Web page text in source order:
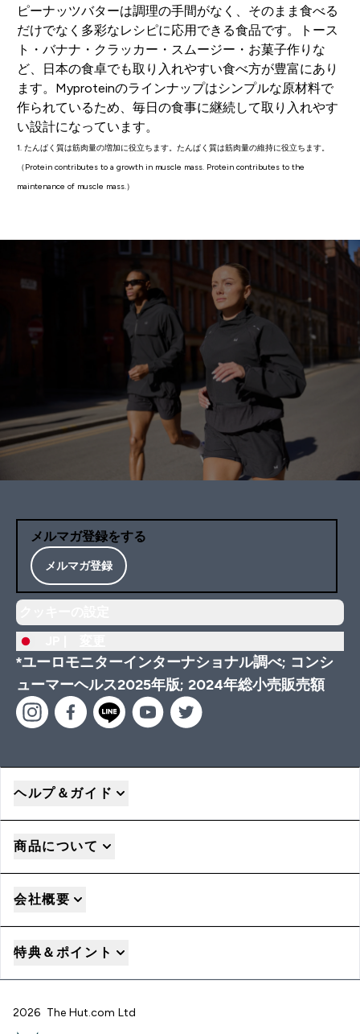
ピーナッツバターは調理の手間がなく、そのまま食べる
だけでなく多彩なレシピに応用できる食品です。トース
ト・バナナ・クラッカー・スムージー・お菓子作りな
ど、日本の食卓でも取り入れやすい食べ方が豊富にあり
ます。Myproteinのラインナップはシンプルな原材料で
作られているため、毎日の食事に継続して取り入れやす
い設計になっています。
1. たんぱく質は筋肉量の増加に役立ちます。たんぱく質は筋肉量の維持に役立ちます。
（Protein contributes to a growth in muscle mass. Protein contributes to the
maintenance of muscle mass.）
メルマガ登録をする
メルマガ登録
*ユーロモニターインターナショナル調べ; コンシ
ューマーヘルス2025年版; 2024年総小売販売額
ヘルプ＆ガイド
商品について
会社概要
特典＆ポイント
2026 The Hut.com Ltd